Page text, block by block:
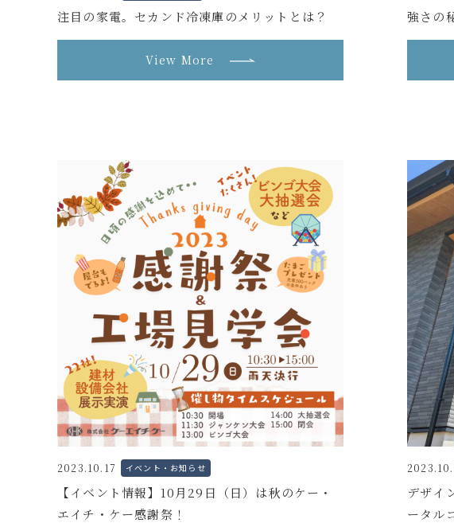
注目の家電。セカンド冷凍庫のメリットとは？
View More
強さの
2023.10.17 イベント・お知らせ
【イベント情報】10月29日（日）は秋のケー・
エイチ・ケー感謝祭！
デザイ
ータル